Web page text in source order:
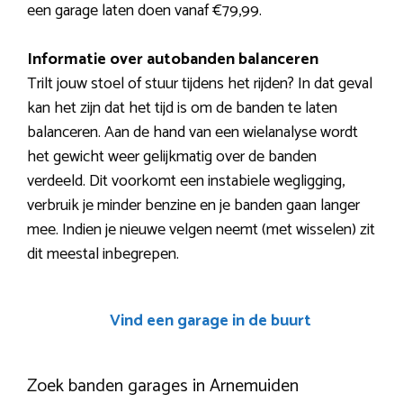
een garage laten doen vanaf €79,99.
Informatie over autobanden balanceren
Trilt jouw stoel of stuur tijdens het rijden? In dat geval
kan het zijn dat het tijd is om de banden te laten
balanceren. Aan de hand van een wielanalyse wordt
het gewicht weer gelijkmatig over de banden
verdeeld. Dit voorkomt een instabiele wegligging,
verbruik je minder benzine en je banden gaan langer
mee. Indien je nieuwe velgen neemt (met wisselen) zit
dit meestal inbegrepen.
Vind een garage in de buurt
Zoek banden garages in Arnemuiden